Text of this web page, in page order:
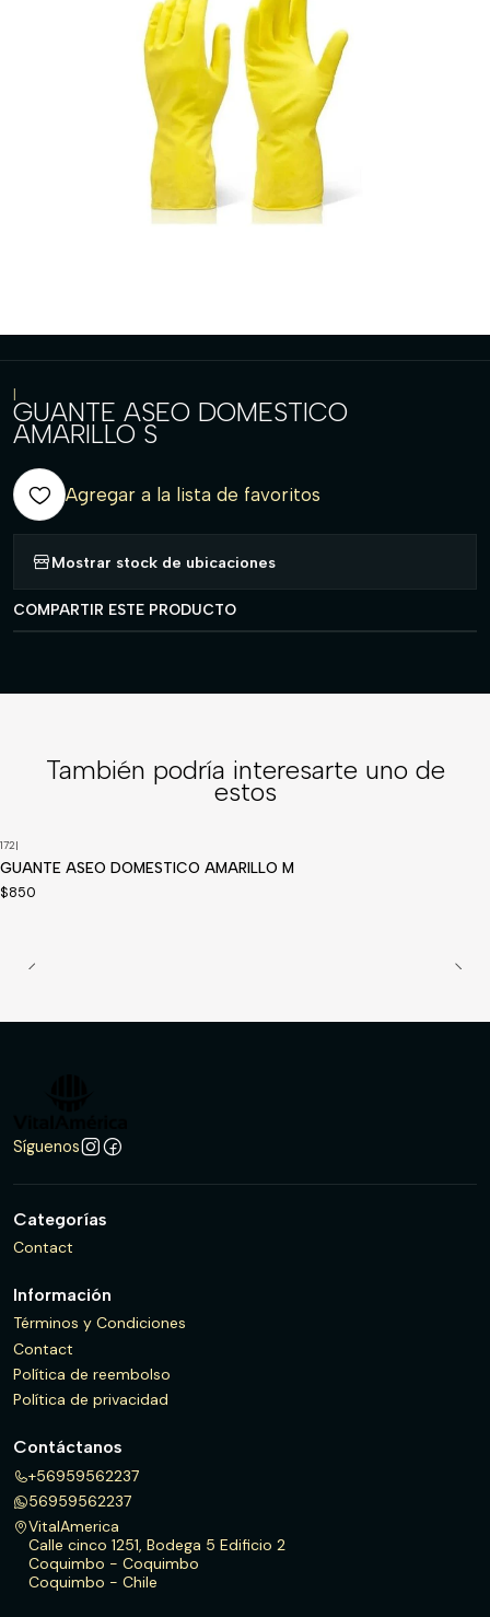
|
GUANTE ASEO DOMESTICO
AMARILLO S
Agregar a la lista de favoritos
Mostrar stock de ubicaciones
COMPARTIR ESTE PRODUCTO
También podría interesarte uno de
estos
172|
GUANTE ASEO DOMESTICO AMARILLO M
$850
Síguenos
Categorías
Contact
Información
Términos y Condiciones
Contact
Política de reembolso
Política de privacidad
Contáctanos
+56959562237
56959562237
VitalAmerica
Calle cinco 1251, Bodega 5 Edificio 2
Coquimbo - Coquimbo
Coquimbo - Chile